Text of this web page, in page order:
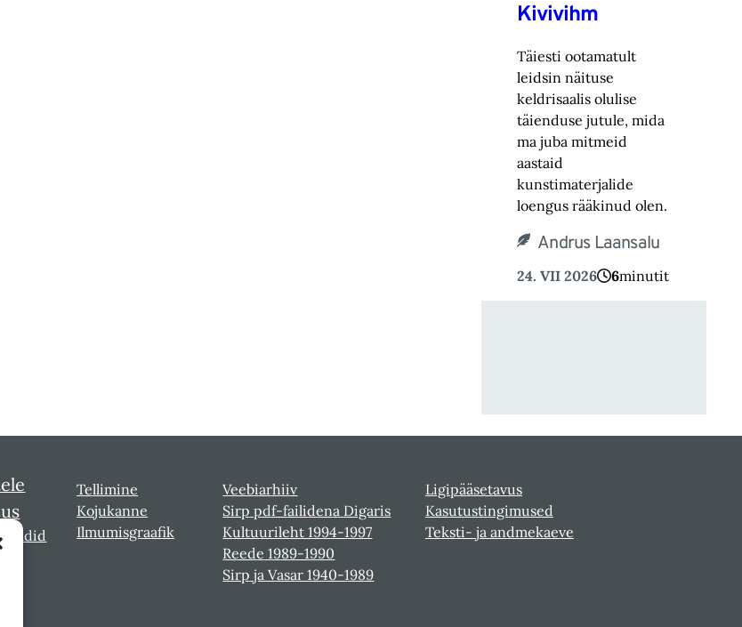
Kivivihm
Täiesti ootamatult
leidsin näituse
keldrisaalis olulise
täienduse jutule, mida
ma juba mitmeid
aastaid
kunstimaterjalide
loengus rääkinud olen.
Andrus Laansalu
24. VII 2026 6minutit
Tellimine
Kojukanne
Ilmumisgraafik
Veebiarhiiv
Sirp pdf-failidena Digaris
Kultuurileht 1994-1997
Reede 1989-1990
Sirp ja Vasar 1940-1989
Ligipääsetavus
Kasutustingimused
Teksti- ja andmekaeve